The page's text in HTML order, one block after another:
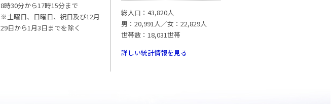
8時30分から17時15分まで
※土曜日、日曜日、祝日及び12月
29日から1月3日までを除く
総人口：43,820人
男：20,991人／女：22,829人
世帯数：18,031世帯
詳しい統計情報を見る